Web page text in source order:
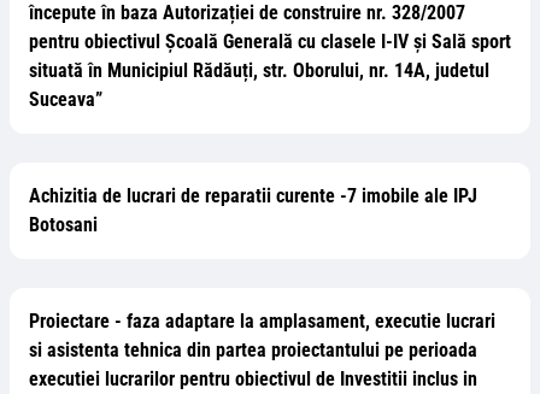
începute în baza Autorizației de construire nr. 328/2007
pentru obiectivul Școală Generală cu clasele I-IV și Sală sport
situată în Municipiul Rădăuți, str. Oborului, nr. 14A, judetul
Suceava”
Achizitia de lucrari de reparatii curente -7 imobile ale IPJ
Botosani
Proiectare - faza adaptare la amplasament, executie lucrari
si asistenta tehnica din partea proiectantului pe perioada
executiei lucrarilor pentru obiectivul de Investitii inclus in